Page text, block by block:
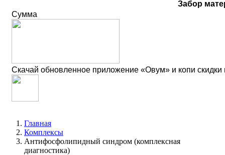
Забор
Сумма
Скачай обновленное приложение «Овум» и копи скидки
Главная
Комплексы
Антифосфолипидный синдром (комплексная
диагностика)